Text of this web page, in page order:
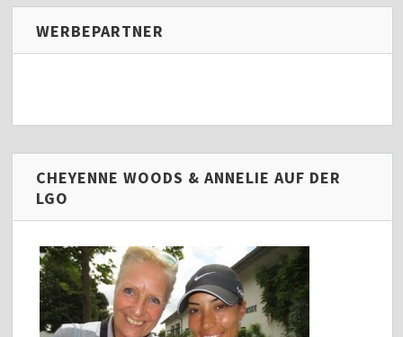
WERBEPARTNER
CHEYENNE WOODS & ANNELIE AUF DER
LGO